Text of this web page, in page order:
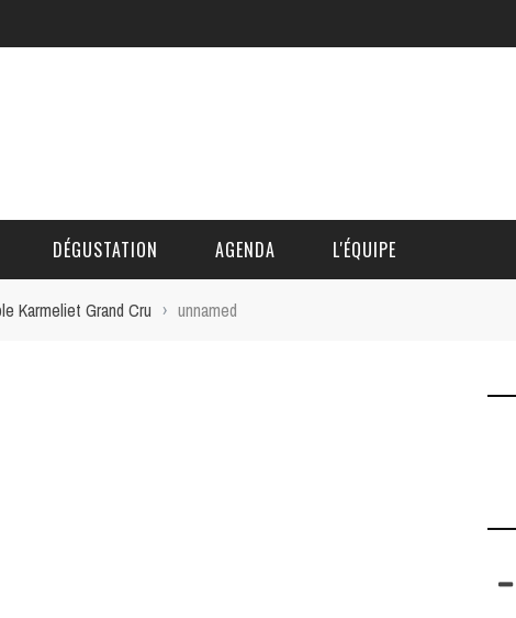
DÉGUSTATION AGENDA L'ÉQUIPE
Karmeliet Grand Cru › unnamed